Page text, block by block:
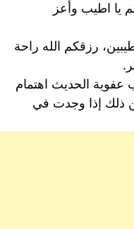
يا اطيب وأعز
رزقكم الله راحة
الحديث اهتمام
ذلك إذا وجدت في